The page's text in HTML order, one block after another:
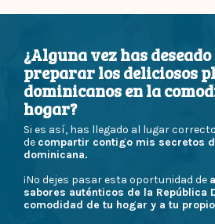
¿Alguna vez has
preparar los deliciosos
dominicanos en la
hogar?
Si es así, has llegado al lugar
de compartir contigo mis secretos
dominicana.
¡No dejes pasar esta oportunidad de
sabores auténticos de la República
comodidad de tu hogar y a tu